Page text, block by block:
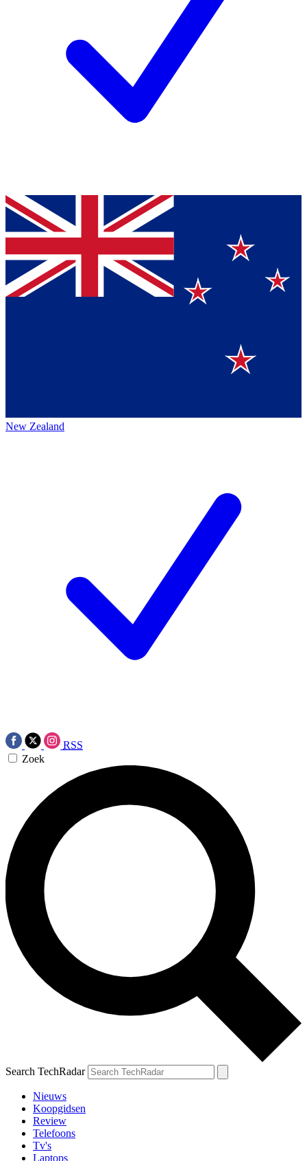
New Zealand
RSS
Zoek
Search TechRadar
Nieuws
Koopgidsen
Review
Telefoons
Tv's
Laptops